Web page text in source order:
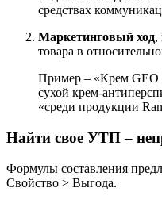
средствах
Маркетинговый ход,
товара в
Пример – «Крем GЕО
сухой крем-
«среди продукции
Найти свое УТП –
Формулы составления
Свойство > Выгода.